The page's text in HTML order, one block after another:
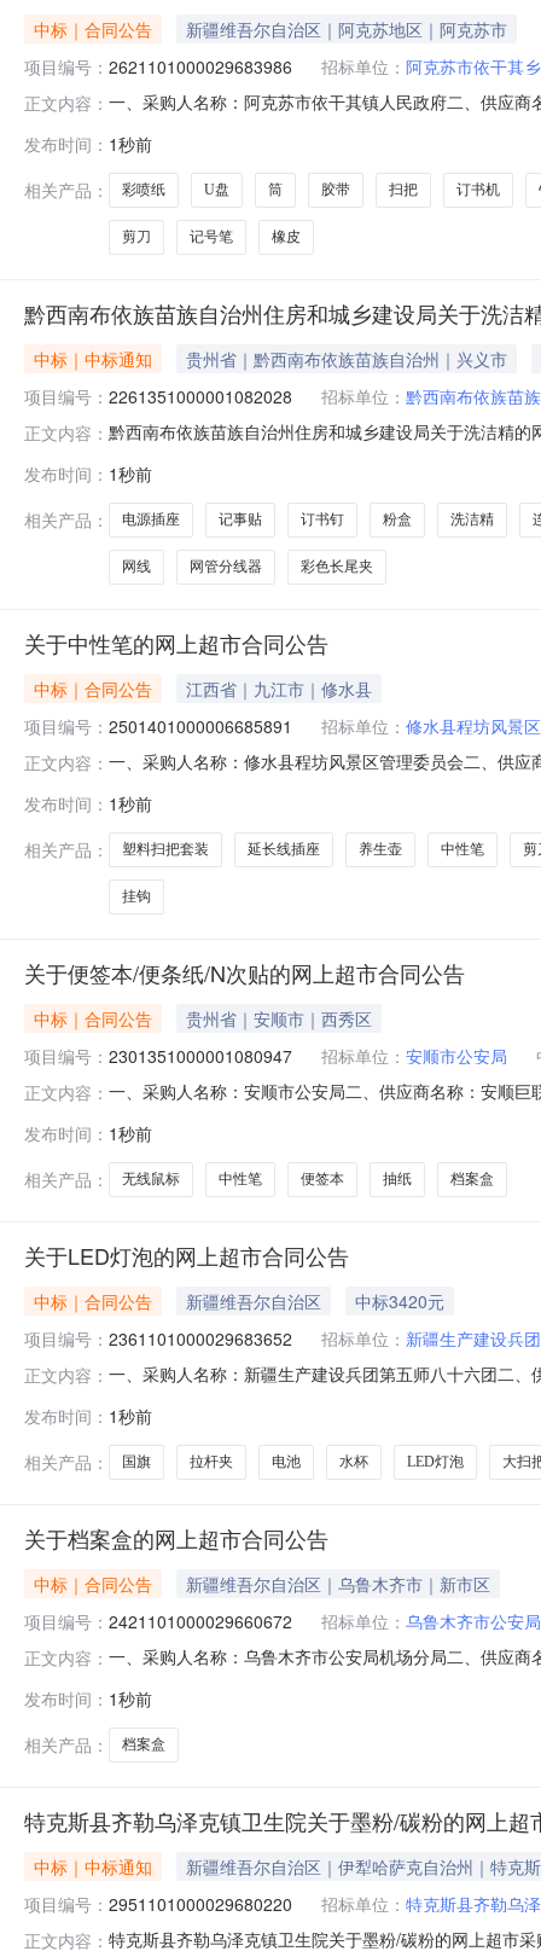
中标｜合同公告
新疆维吾尔自治区｜阿克苏地区｜阿克苏市
项目编号： 2621101000029683986 招标单位： 阿克苏市依干其
正文内容： 一、采购人名称：阿克苏市依干其镇人民政府二、供应
案/SANISYA4空白牛皮纸-张2.00501002得力0385订书
发布时间： 1秒前
相关产品：
彩喷纸 U盘 筒 胶带 扫把 订书机
剪刀 记号笔 橡皮
黔西南布依族苗族自治州住房和城乡建设局关于洗洁
中标｜中标通知
贵州省｜黔西南布依族苗族自治州｜兴义市
项目编号： 2261351000001082028 招标单位： 黔西南布依族苗
正文内容： 黔西南布依族苗族自治州住房和城乡建设局关于洗洁精
（元）:预算总额（元）:项目所在行政区划编码:522399
发布时间： 1秒前
相关产品：
电源插座 记事贴 订书钉 粉盒 洗洁精
网线 网管分线器 彩色长尾夹
关于中性笔的网上超市合同公告
中标｜合同公告
江西省｜九江市｜修水县
项目编号： 2501401000006685891 招标单位： 修水县程坊风景
正文内容： 一、采购人名称：修水县程坊风景区管理委员会二、供
光/MGKGP1821盒2.0020402大可餐用托盘大可托盘大
发布时间： 1秒前
相关产品：
塑料扫把套装 延长线插座 养生壶 中性笔 剪
挂钩
关于便签本/便条纸/N次贴的网上超市合同公告
中标｜合同公告
贵州省｜安顺市｜西秀区
项目编号： 2301351000001080947 招标单位： 安顺市公安局
正文内容： 一、采购人名称：安顺市公安局二、供应商名称：安顺
力5602档案盒得力/deli5602,个5.001407003心相印
发布时间： 1秒前
相关产品：
无线鼠标 中性笔 便签本 抽纸 档案盒
关于LED灯泡的网上超市合同公告
中标｜合同公告 新疆维吾尔自治区
中标3420元
项目编号： 2361101000029683652 招标单位： 新疆生产建设兵
正文内容： 一、采购人名称：新疆生产建设兵团第五师八十六团二
车间商超食堂50W球泡白光6500KE27螺口LED灯泡公
发布时间： 1秒前
相关产品：
国旗 拉杆夹 电池 水杯 LED灯泡 大扫
关于档案盒的网上超市合同公告
中标｜合同公告
新疆维吾尔自治区｜乌鲁木齐市｜新市区
项目编号： 2421101000029660672 招标单位： 乌鲁木齐市公安
正文内容： 一、采购人名称：乌鲁木齐市公安局机场分局二、供应
森/JINGSENA4-55只10.0010100服务要求或标的基本
发布时间： 1秒前
相关产品：
档案盒
特克斯县齐勒乌泽克镇卫生院关于墨粉/碳粉的网上超
中标｜中标通知
新疆维吾尔自治区｜伊犁哈萨克自治州｜特克
项目编号： 2951101000029680220 招标单位： 特克斯县齐勒乌
正文内容： 特克斯县齐勒乌泽克镇卫生院关于墨粉/碳粉的网上超市